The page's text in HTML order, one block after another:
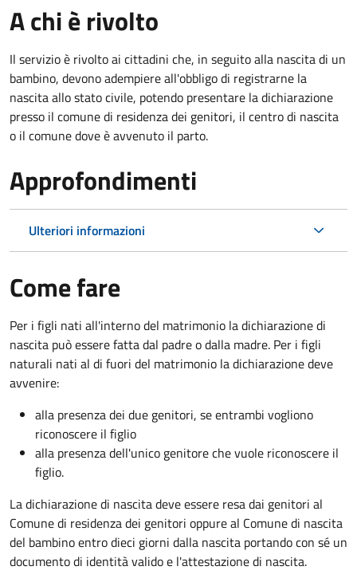
A chi è rivolto
Il servizio è rivolto ai cittadini che, in seguito alla nascita di un
bambino, devono adempiere all'obbligo di registrarne la
nascita allo stato civile, potendo presentare la dichiarazione
presso il comune di residenza dei genitori, il centro di nascita
o il comune dove è avvenuto il parto.
Approfondimenti
Ulteriori informazioni
Come fare
Per i figli nati all'interno del matrimonio la dichiarazione di
nascita può essere fatta dal padre o dalla madre. Per i figli
naturali nati al di fuori del matrimonio la dichiarazione deve
avvenire:
alla presenza dei due genitori, se entrambi vogliono
riconoscere il figlio
alla presenza dell'unico genitore che vuole riconoscere il
figlio.
La dichiarazione di nascita deve essere resa dai genitori al
Comune di residenza dei genitori oppure al Comune di nascita
del bambino entro dieci giorni dalla nascita portando con sé un
documento di identità valido e l'attestazione di nascita.